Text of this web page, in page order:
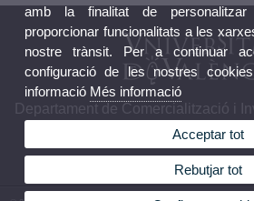
Departament de Comercialització i
amb la finalitat de personalitzar
proporcionar funcionalitats a les
nostre trànsit. Per a continuar
configuració de les nostres
informació Més informació
Acceptar tot
Rebutjar tot